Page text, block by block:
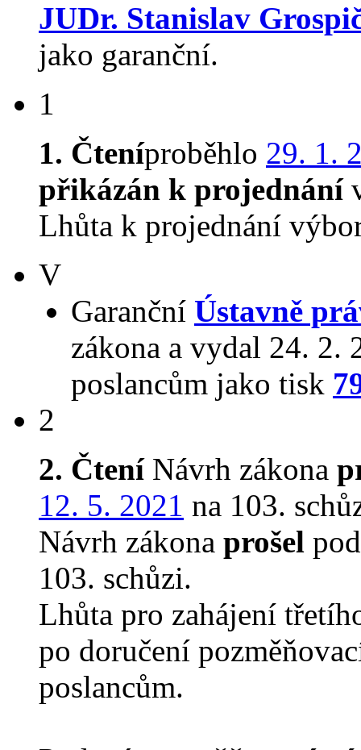
JUDr. Stanislav
jako garanční.
1
1. Čteníproběhlo 29. 1.
přikázán k projednání
Lhůta k projednání
V
Garanční Ústavně
zákona a vydal 24. 2.
poslancům jako tisk
2
2. ČteníNávrh zákona
12. 5. 2021 na 103.
Návrh zákona prošel
103. schůzi.
Lhůta pro zahájení
po doručení
poslancům.